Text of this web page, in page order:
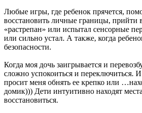
Любые игры, где ребенок прячется,
восстановить личные границы, прийти
«растрепан» или испытал сенсорные
или сильно устал. А также, когда
безопасности.
Когда моя дочь заигрывается и
сложно успокоиться и переключиться. И
просит меня обнять ее крепко или
домик))) Дети интуитивно находят
восстановиться.